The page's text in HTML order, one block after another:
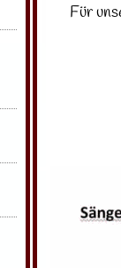
Für